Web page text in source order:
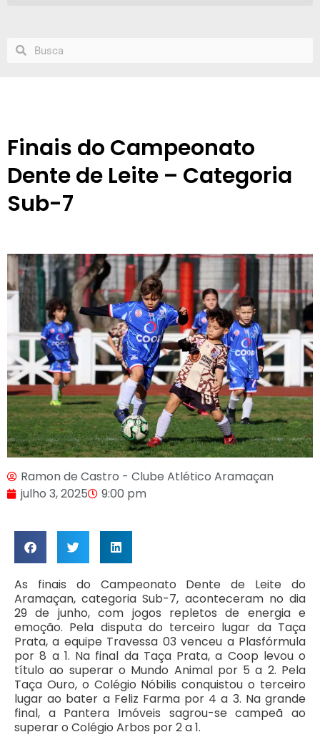
Finais do Campeonato
Dente de Leite – Categoria
Sub-7
Ramon de Castro - Clube Atlético Aramaçan
julho 3, 2025
9:00 pm
As finais do Campeonato Dente de Leite do
Aramaçan, categoria Sub-7, aconteceram no dia
29 de junho, com jogos repletos de energia e
emoção. Pela disputa do terceiro lugar da Taça
Prata, a equipe Travessa 03 venceu a Plasfórmula
por 8 a 1. Na final da Taça Prata, a Coop levou o
título ao superar o Mundo Animal por 5 a 2. Pela
Taça Ouro, o Colégio Nóbilis conquistou o terceiro
lugar ao bater a Feliz Farma por 4 a 3. Na grande
final, a Pantera Imóveis sagrou-se campeã ao
superar o Colégio Arbos por 2 a 1.